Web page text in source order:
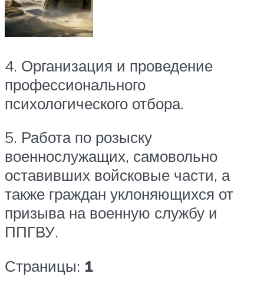
4. Организация и проведение
профессионального
психологического отбора.
5. Работа по розыску
военнослужащих, самовольно
оставивших войсковые части, а
также граждан уклоняющихся от
призыва на военную службу и
ППГВУ.
Страницы: 1